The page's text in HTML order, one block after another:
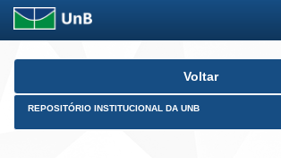
Skip
Voltar
REPOSITÓRIO INSTITUCIONAL DA UNB